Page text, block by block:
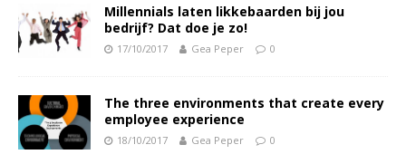
Millennials laten likkebaarden bij jou
bedrijf? Dat doe je zo!
17/10/2017 Gea Peper 0
The three environments that create every
employee experience
18/10/2017 Gea Peper 0